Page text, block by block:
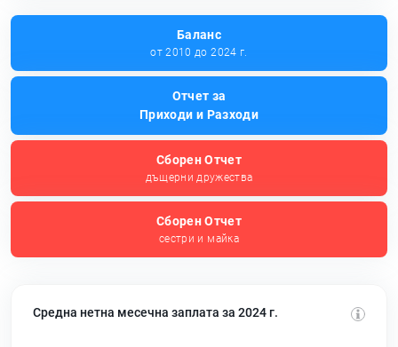
Баланс
от 2010 до 2024 г.
Отчет за
Приходи и Разходи
Сборен Отчет
дъщерни дружества
Сборен Отчет
сестри и майка
Средна нетна месечна заплата за 2024 г.